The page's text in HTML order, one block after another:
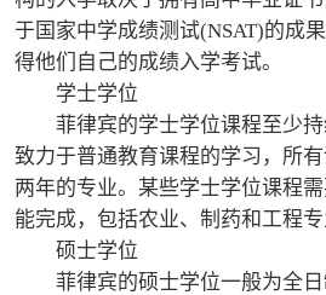
于国家中学成绩测试(NSAT)的成
得他们自己的成绩入学考试。
学士学位
菲律宾的学士学位课程至少持
致力于普通教育课程的学习，所
两年的专业。某些学士学位课程
能完成，包括农业、制药和工程专
硕士学位
菲律宾的硕士学位一般为全日